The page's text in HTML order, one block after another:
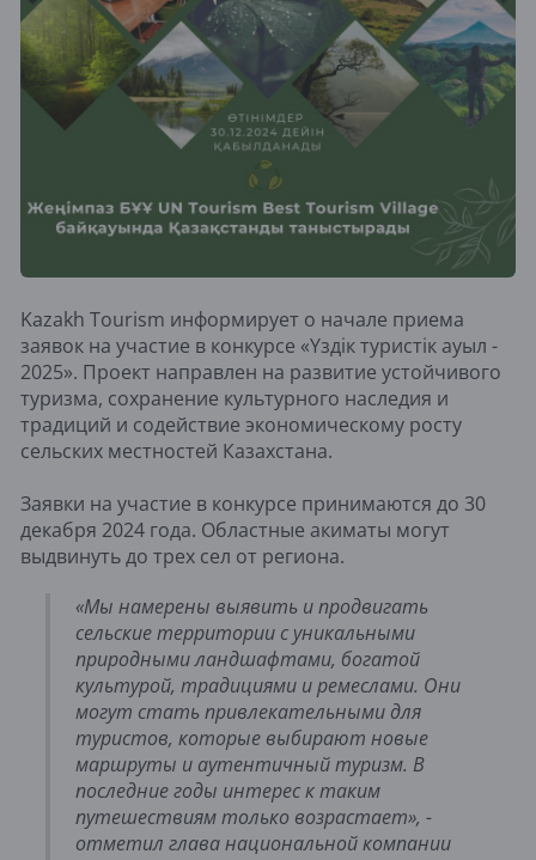
Kazakh Tourism информирует о начале приема
заявок на участие в конкурсе «Үздік туристік ауыл -
2025». Проект направлен на развитие устойчивого
туризма, сохранение культурного наследия и
традиций и содействие экономическому росту
сельских местностей Казахстана.
Заявки на участие в конкурсе принимаются до 30
декабря 2024 года. Областные акиматы могут
выдвинуть до трех сел от региона.
«Мы намерены выявить и продвигать
сельские территории с уникальными
природными ландшафтами, богатой
культурой, традициями и ремеслами. Они
могут стать привлекательными для
туристов, которые выбирают новые
маршруты и аутентичный туризм. В
последние годы интерес к таким
путешествиям только возрастает», -
отметил глава национальной компании